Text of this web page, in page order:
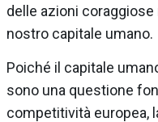
delle azioni
nostro capitale umano.
Poiché il capitale
sono una questione
competitività europea,